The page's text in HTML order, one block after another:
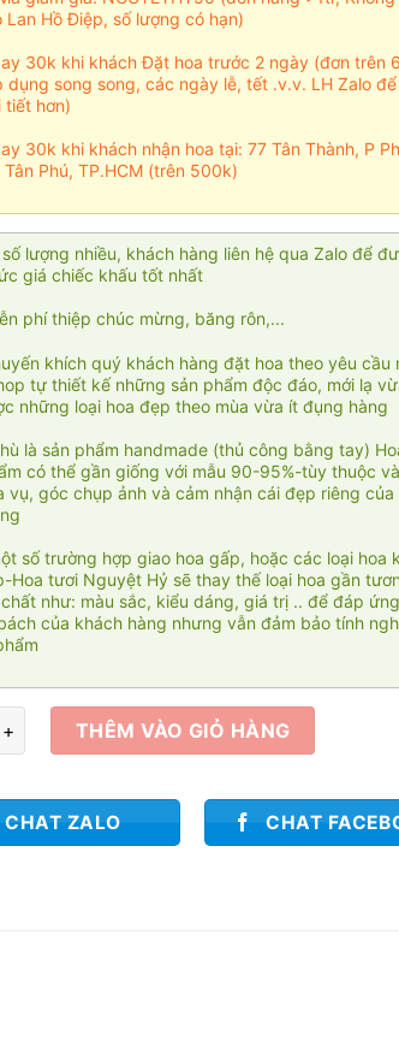
Lan Hồ Điệp, số lượng có hạn)
30k khi khách Đặt hoa trước 2 ngày (đơn trên
dụng song song, các ngày lễ, tết .v.v. LH Zalo
tiết hơn)
30k khi khách nhận hoa tại: 77 Tân Thành, P
Tân Phú, TP.HCM (trên 500k)
lượng nhiều, khách hàng liên hệ qua Zalo để
giá chiếc khấu tốt nhất
phí thiệp chúc mừng, băng rôn,...
khích quý khách hàng đặt hoa theo yêu cầu
tự thiết kế những sản phẩm độc đáo, mới lạ
những loại hoa đẹp theo mùa vừa ít đụng hàng
là sản phẩm handmade (thủ công bằng tay)
có thể gần giống với mẫu 90-95%-tùy thuộc
vụ, góc chụp ảnh và cảm nhận cái đẹp riêng của
số trường hợp giao hoa gấp, hoặc các loại hoa
Hoa tươi Nguyệt Hỷ sẽ thay thế loại hoa gần
như: màu sắc, kiểu dáng, giá trị .. để đáp
của khách hàng nhưng vẫn đảm bảo tính
phát 005 số lượng
THÊM VÀO GIỎ HÀNG
CHAT ZALO CHAT